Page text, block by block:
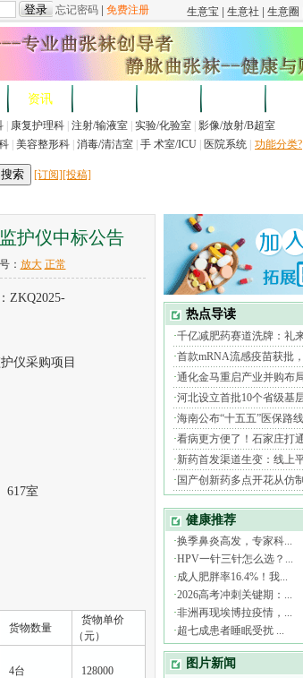
资讯
康复护理科 注射/输液室 实验/化验室 影像/放射/B超室
美容整形科 消毒/清洁室 手 术室/ICU 医院系统 功能分类?
[订阅][投稿]
护仪中标公告
： 放大 正常
ZKQ2025-
仪采购项目
617室
货物数量
货物单价
（元）
4台 128000